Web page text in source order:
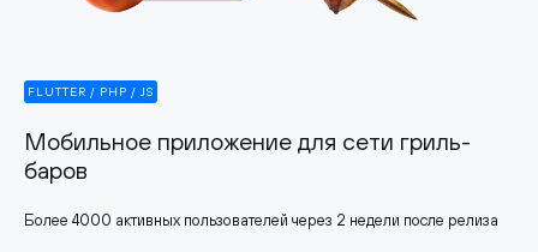
FLUTTER / PHP / JS
Мобильное приложение для сети гриль-
баров
Более 4000 активных пользователей через 2 недели после релиза